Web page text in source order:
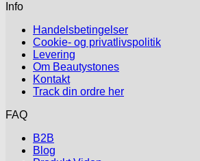
Info
Handelsbetingelser
Cookie- og privatlivspolitik
Levering
Om Beautystones
Kontakt
Track din ordre her
FAQ
B2B
Blog